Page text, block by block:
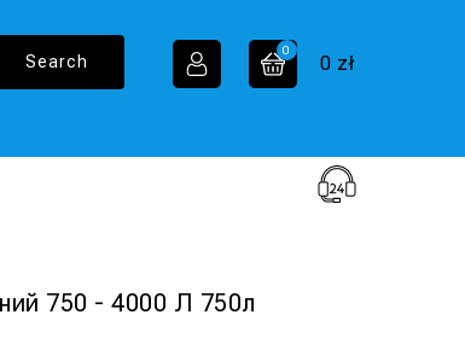
0
0 zł
750 - 4000 Л 750л